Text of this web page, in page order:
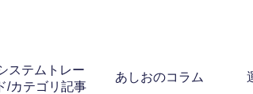
ステムトレー
/カテゴリ記事
あしおのコラム